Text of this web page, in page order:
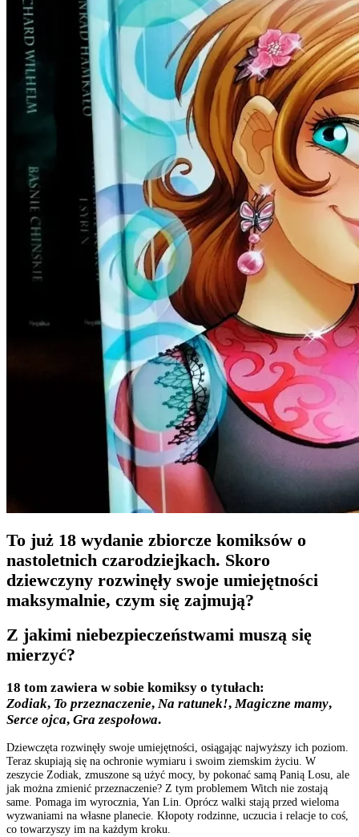
To już 18 wydanie zbiorcze komiksów o
nastoletnich czarodziejkach. Skoro
dziewczyny rozwinęły swoje umiejętności
maksymalnie, czym się zajmują?
Z jakimi niebezpieczeństwami muszą się
mierzyć?
18 tom zawiera w sobie komiksy o tytułach:
Zodiak, To przeznaczenie, Na ratunek!, Magiczne mamy,
Serce ojca, Gra zespołowa.
Dziewczęta rozwinęły swoje umiejętności, osiągając najwyższy ich poziom.
Teraz skupiają się na ochronie wymiaru i swoim ziemskim życiu. W
zeszycie Zodiak, zmuszone są użyć mocy, by pokonać samą Panią Losu, ale
jak można zmienić przeznaczenie? Z tym problemem Witch nie zostają
same. Pomaga im wyrocznia, Yan Lin. Oprócz walki stają przed wieloma
wyzwaniami na własne planecie. Kłopoty rodzinne, uczucia i relacje to coś,
co towarzyszy im na każdym kroku.